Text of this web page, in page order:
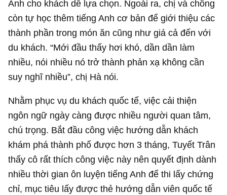
Anh cho khách dễ lựa chọn. Ngoài ra, chị và chồng
còn tự học thêm tiếng Anh cơ bản để giới thiệu các
thành phần trong món ăn cũng như giá cả đến với
du khách. “Mới đầu thấy hơi khó, dần dần làm
nhiều, nói nhiều nó trở thành phản xạ không cần
suy nghĩ nhiều”, chị Hà nói.
Nhằm phục vụ du khách quốc tế, việc cải thiện
ngôn ngữ ngày càng được nhiều người quan tâm,
chú trọng. Bắt đầu công việc hướng dẫn khách
khám phá thành phố được hơn 3 tháng, Tuyết Trân
thấy cô rất thích công việc này nên quyết định dành
nhiều thời gian ôn luyện tiếng Anh để thi lấy chứng
chỉ, mục tiêu lấy được thẻ hướng dẫn viên quốc tế